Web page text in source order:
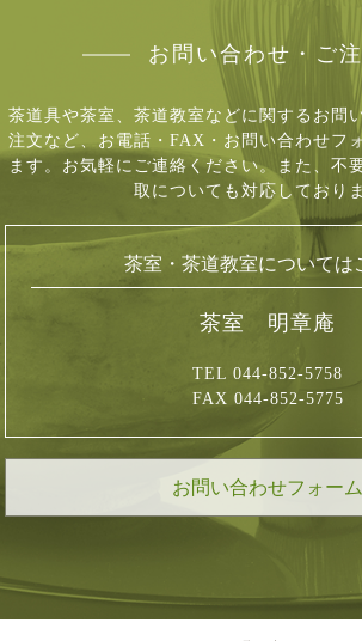
お問い合わせ・ご
茶道具や茶室、茶道教室などに関するお問
注文など、 お電話・FAX・お問い合わせフ
ます。お気軽にご連絡ください。 また、不
取についても対応しておりま
茶室・茶道教室については
茶室 明章庵
TEL 044-852-5758
FAX 044-852-5775
お問い合わせフォーム